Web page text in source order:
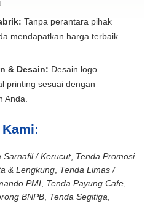
Tanpa perantara pihak
mendapatkan harga terbaik
& Desain: Desain logo
printing sesuai dengan
Anda.
Sarnafil / Kerucut, Tenda Promosi
& Lengkung Tenda Limas /
PMI Tenda Payung Cafe
BNPB Tenda Segitiga